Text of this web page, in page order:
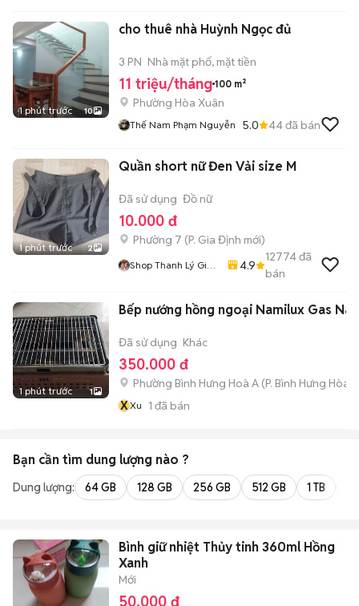
1 phút trước 10
cho thuê nhà Huỳnh Ngọc đủ
3 PN Nhà mặt phố, mặt tiền
11 triệu/tháng 100 m²
Phường Hòa Xuân
Thế Nam Phạm Nguyễn 5.0 44đã bán
1 phút trước 2
Quần short nữ Đen Vải size M
Đã sử dụng Đồ nữ
10.000 đ
Phường 7 (P. Gia Định mới)
Shop Thanh Lý Giá
4.9
12774đã
bán
1 phút trước 1
Bếp nướng hồng ngoại Namilux Gas Nâu
Đã sử dụng Khác
350.000 đ
Phường Bình Hưng Hoà A (P. Bình Hưng Hòa
XXu 1 đã bán
Bạn cần tìm dung lượng nào ?
Dung lượng: 64 GB 128 GB 256 GB 512 GB 1 TB
Bình giữ nhiệt Thủy tinh 360ml Hồng
Xanh
Mới
50.000 đ